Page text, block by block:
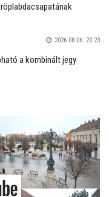
2026.08.06. 20:23
a kombinált jegy